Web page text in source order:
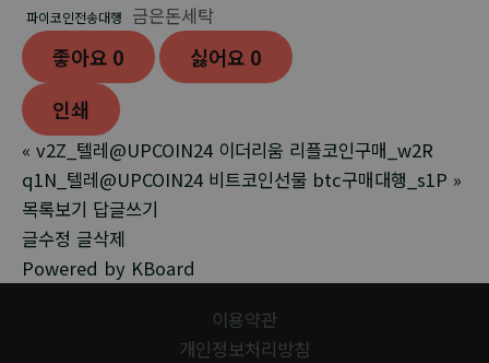
파이코인전송대행 금은돈세탁
좋아요 0 싫어요 0
인쇄
« v2Z_텔레@UPCOIN24 이더리움 리플코인구매_w2R
q1N_텔레@UPCOIN24 비트코인선물 btc구매대행_s1P »
목록보기 답글쓰기
글수정 글삭제
Powered by KBoard
이용약관
개인정보처리방침